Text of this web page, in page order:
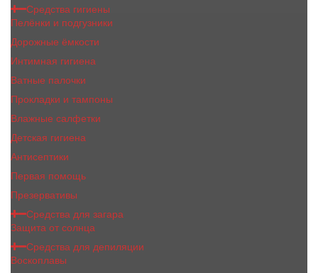
Средства гигиены
Пелёнки и подгузники
Дорожные ёмкости
Интимная гигиена
Ватные палочки
Прокладки и тампоны
Влажные салфетки
Детская гигиена
Антисептики
Первая помощь
Презервативы
Средства для загара
Защита от солнца
Средства для депиляции
Воскоплавы